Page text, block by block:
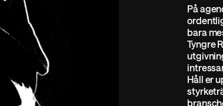
På
bara
Tyngre
Håll er